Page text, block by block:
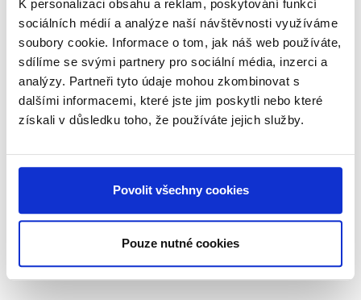
K personalizaci obsahu a reklam, poskytování funkcí
sociálních médií a analýze naší návštěvnosti využíváme
soubory cookie. Informace o tom, jak náš web používáte,
sdílíme se svými partnery pro sociální média, inzerci a
analýzy. Partneři tyto údaje mohou zkombinovat s
dalšími informacemi, které jste jim poskytli nebo které
získali v důsledku toho, že používáte jejich služby.
Povolit všechny cookies
Pouze nutné cookies
společným cílem k úspěchu našich zákazníků.
Naše kultura tykání souvisí s naší základní spolehlivostí. K
tomu patří i přímá, kolegiální a vstřícná spolupráce. Díky
upřímné zpětné vazbě se stáváme lepšími a společně slavíme
Jako důležitá součást našeho prodejního týmu jsi rozhodujícím
faktorem úspěchu – inspiruješ zákazníky našimi produkty a
koncepčními řešeními. To má pro nás velkou cenu. mimo jiné
také atraktivní balíček příjmů s bonusy podle výkonu, moderní